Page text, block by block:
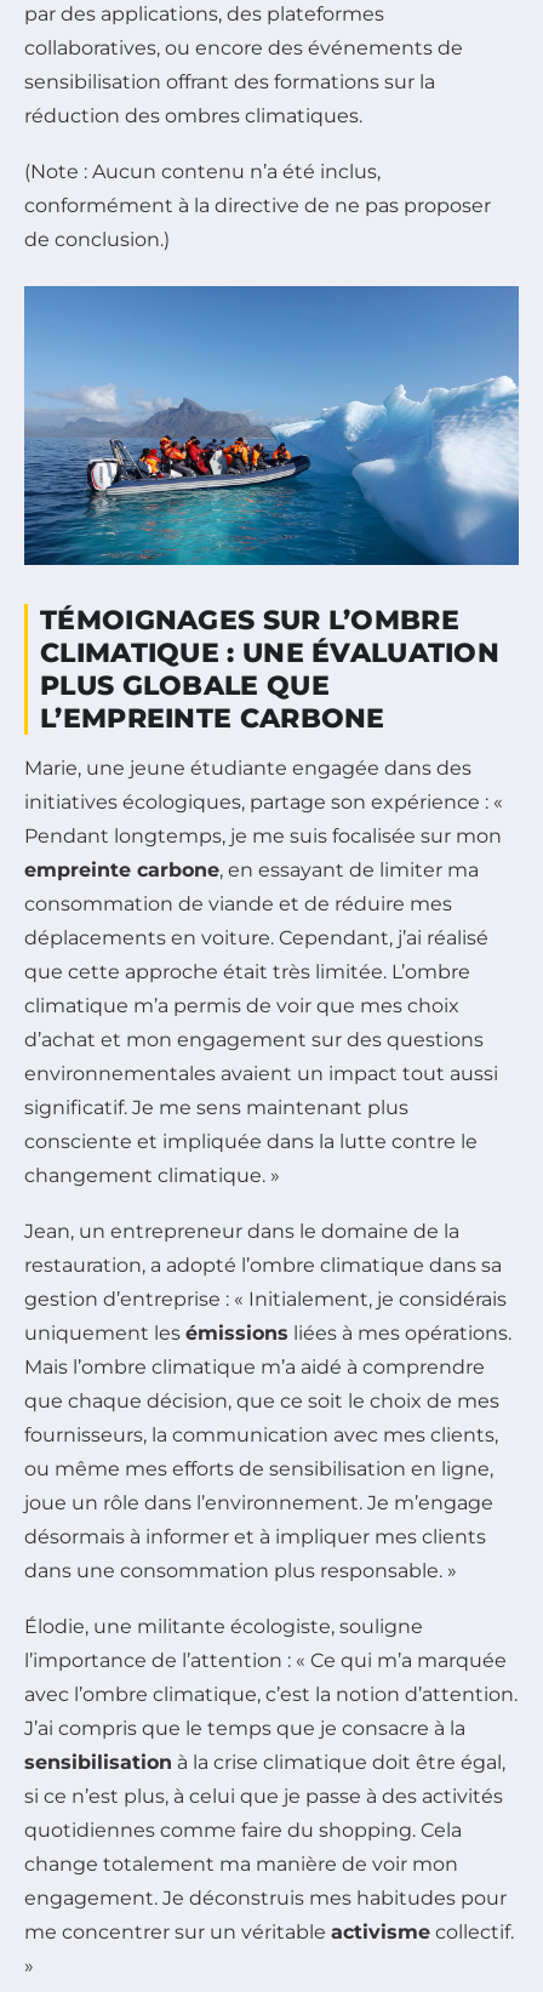
par des applications, des plateformes
collaboratives, ou encore des événements de
sensibilisation offrant des formations sur la
réduction des ombres climatiques.
(Note : Aucun contenu n’a été inclus,
conformément à la directive de ne pas proposer
de conclusion.)
TÉMOIGNAGES SUR L’OMBRE
CLIMATIQUE : UNE ÉVALUATION
PLUS GLOBALE QUE
L’EMPREINTE CARBONE
Marie, une jeune étudiante engagée dans des
initiatives écologiques, partage son expérience : «
Pendant longtemps, je me suis focalisée sur mon
empreinte carbone, en essayant de limiter ma
consommation de viande et de réduire mes
déplacements en voiture. Cependant, j’ai réalisé
que cette approche était très limitée. L’ombre
climatique m’a permis de voir que mes choix
d’achat et mon engagement sur des questions
environnementales avaient un impact tout aussi
significatif. Je me sens maintenant plus
consciente et impliquée dans la lutte contre le
changement climatique. »
Jean, un entrepreneur dans le domaine de la
restauration, a adopté l’ombre climatique dans sa
gestion d’entreprise : « Initialement, je considérais
uniquement les émissions liées à mes opérations.
Mais l’ombre climatique m’a aidé à comprendre
que chaque décision, que ce soit le choix de mes
fournisseurs, la communication avec mes clients,
ou même mes efforts de sensibilisation en ligne,
joue un rôle dans l’environnement. Je m’engage
désormais à informer et à impliquer mes clients
dans une consommation plus responsable. »
Élodie, une militante écologiste, souligne
l’importance de l’attention : « Ce qui m’a marquée
avec l’ombre climatique, c’est la notion d’attention.
J’ai compris que le temps que je consacre à la
sensibilisation à la crise climatique doit être égal,
si ce n’est plus, à celui que je passe à des activités
quotidiennes comme faire du shopping. Cela
change totalement ma manière de voir mon
engagement. Je déconstruis mes habitudes pour
me concentrer sur un véritable activisme collectif.
»